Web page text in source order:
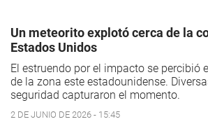
Un meteorito explotó cerca de la
Estados Unidos
El estruendo por el impacto se percibió
de la zona este estadounidense.
seguridad capturaron el momento.
2 DE JUNIO DE 2026 - 15:45